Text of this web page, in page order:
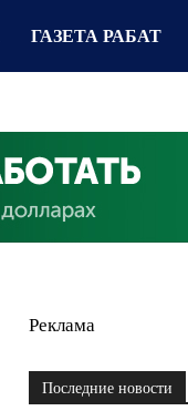
ГАЗЕТА РАБАТ
Реклама
Последние новости